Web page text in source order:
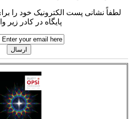
لطفاً نشانی پست الکترونیک خود را
پایگاه در کادر زیر